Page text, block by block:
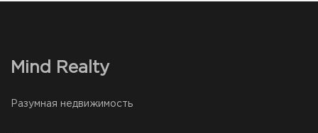
Mind Realty
Разумная недвижимость